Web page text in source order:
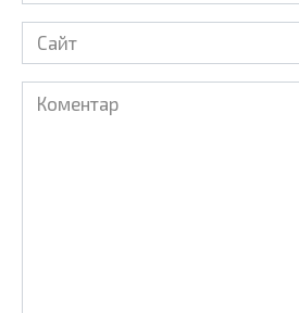
Сайт
Коментар